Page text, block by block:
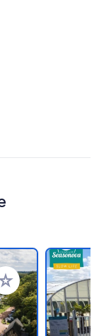
ai tuoi